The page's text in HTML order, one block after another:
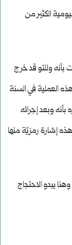
الكثير من
بأنه وللتو قد خرج
العملية في السنة
وبعد إجرائه
إشارة رمزيّة منها
يبدو الاحتجاج